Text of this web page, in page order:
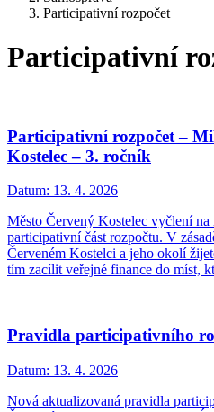
Participativní rozpočet
Participativní
Participativní rozpočet –
Kostelec – 3. ročník
Datum: 13. 4. 2026
Město Červený Kostelec vyčlení
participativní část rozpočtu. V
Červeném Kostelci a jeho okolí
tím zacílit veřejné finance do míst,
Pravidla participativního
Datum: 13. 4. 2026
Nová aktualizovaná pravidla